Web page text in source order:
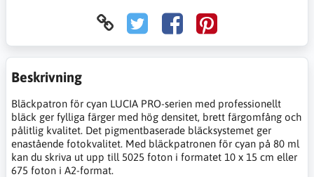
Beskrivning
Bläckpatron för cyan LUCIA PRO-serien med professionellt
bläck ger fylliga färger med hög densitet, brett färgomfång och
pålitlig kvalitet. Det pigmentbaserade bläcksystemet ger
enastående fotokvalitet. Med bläckpatronen för cyan på 80 ml
kan du skriva ut upp till 5025 foton i formatet 10 x 15 cm eller
675 foton i A2-format.